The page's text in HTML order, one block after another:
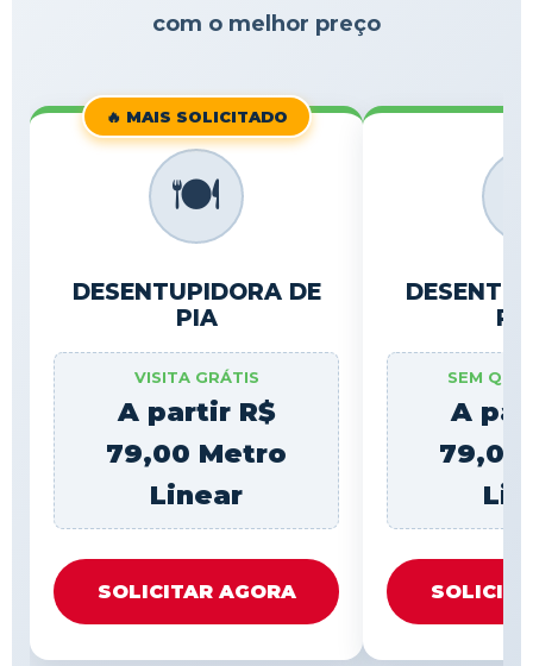
com o melhor preço
🔥 MAIS SOLICITADO
🍽️
DESENTUPIDORA DE
PIA
VISITA GRÁTIS
A partir R$
79,00 Metro
Linear
SOLICITAR AGORA
SEM
A
79,00